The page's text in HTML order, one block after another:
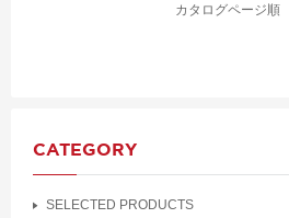
カタログページ順
CATEGORY
SELECTED PRODUCTS